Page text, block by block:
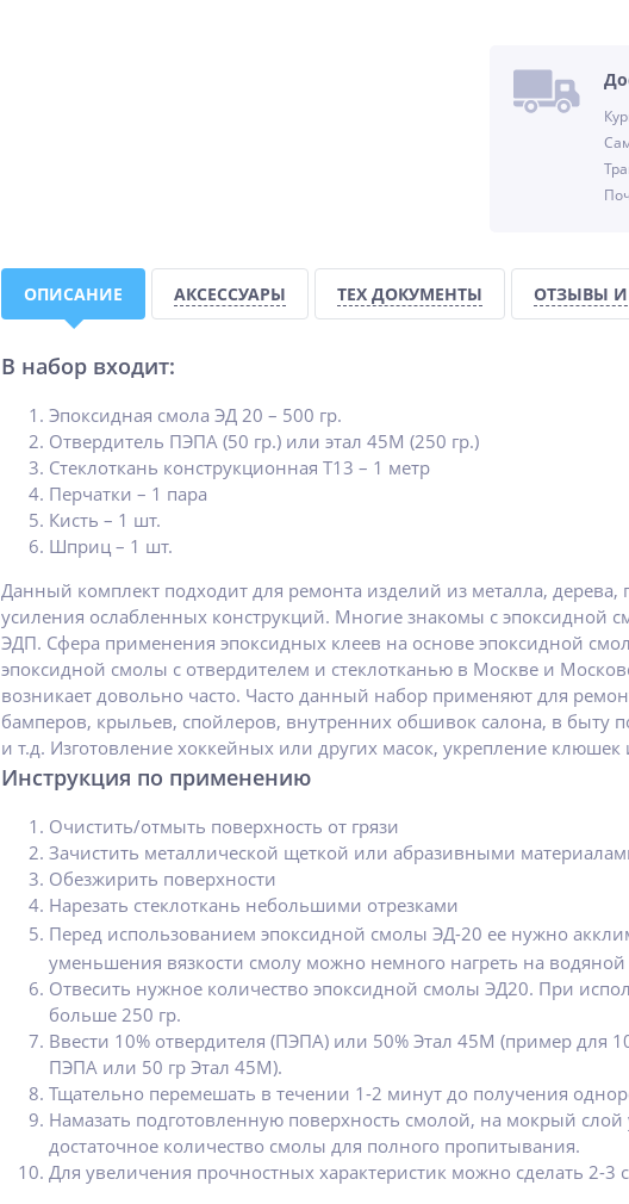
(Битолон)
1 500руб.
ОПИСАНИЕ АКСЕССУАРЫ ТЕХ ДОКУМЕНТЫ ОТЗЫВЫ
В набор входит:
Эпоксидная смола ЭД 20 – 500 гр.
Отвердитель ПЭПА (50 гр.) или этал 45М (250 гр.)
Стеклоткань конструкционная Т13 – 1 метр
Перчатки – 1 пара
Кисть – 1 шт.
Шприц – 1 шт.
Данный комплект подходит для ремонта изделий из металла, дерева,
усиления ослабленных конструкций. Многие знакомы с эпоксидной
ЭДП. Сфера применения эпоксидных клеев на основе эпоксидной
эпоксидной смолы с отвердителем и стеклотканью в Москве и
возникает довольно часто. Часто данный набор применяют для
бамперов, крыльев, спойлеров, внутренних обшивок салона, в
и т.д. Изготовление хоккейных или других масок, укрепление клюшек
Инструкция по применению
Очистить/отмыть поверхность от грязи
Зачистить металлической щеткой или абразивными
Обезжирить поверхности
Нарезать стеклоткань небольшими отрезками
Перед использованием эпоксидной смолы ЭД-20 ее нужно
уменьшения вязкости смолу можно немного нагреть на водяной
Отвесить нужное количество эпоксидной смолы ЭД20. При
больше 250 гр.
Ввести 10% отвердителя (ПЭПА) или 50% Этал 45М (пример для
ПЭПА или 50 гр Этал 45М).
Тщательно перемешать в течении 1-2 минут до получения
Намазать подготовленную поверхность смолой, на мокрый слой
достаточное количество смолы для полного пропитывания.
Для увеличения прочностных характеристик можно сделать 2-